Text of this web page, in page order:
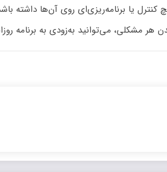
یا برنامه‌ریزی‌ای روی آن‌ها داشته
هر مشکلی، می‌توانید به‌زودی به برنامه